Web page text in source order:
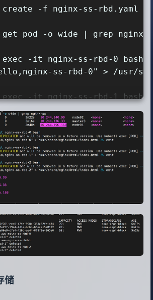
image:
registry.cn-
ports:
-
containerPort:
80
name:
volumeMounts:
- name:
www
mountPath: /usr/share/
www
[ "ReadWriteOnce"
storage:
-f nginx-ss-rbd.yaml
pod -o wide | grep nginx-
-it nginx-ss-rbd-0 bash
ss-rbd-0" > /usr/
-it nginx-ss-rbd-1 bash
ss-rbd-1" > /usr/
-it nginx-ss-rbd-2 bash
ss-rbd-2" > /usr/
除
-f nginx-ss-rbd.yaml
~]# kubectl get pvc
STATUS
ss-rbd-0   Bound    pvc-
ss-rbd-2   Bound    pvc-
~]# kubectl delete  pvc
储